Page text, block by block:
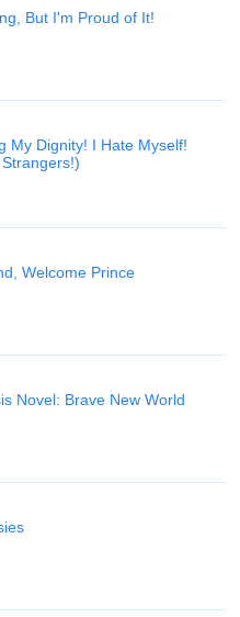
But I'm Proud of It!
My Dignity! I Hate Myself!
Welcome Prince
Novel: Brave New World